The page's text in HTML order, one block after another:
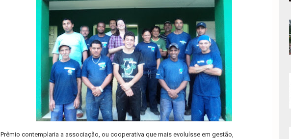
Prêmio contemplaria a associação, ou cooperativa que mais evoluísse em gestão,